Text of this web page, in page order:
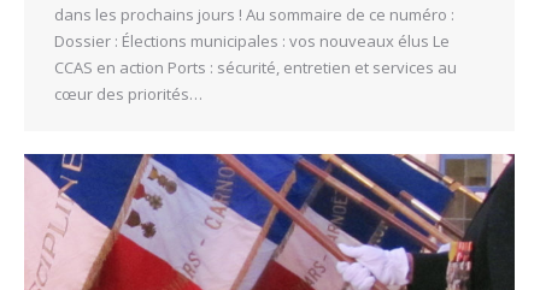
dans les prochains jours ! Au sommaire de ce numéro :
Dossier : Élections municipales : vos nouveaux élus Le
CCAS en action Ports : sécurité, entretien et services au
cœur des priorités…